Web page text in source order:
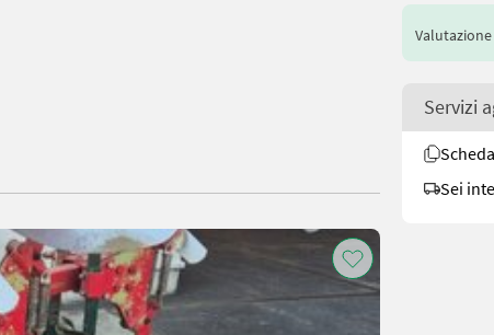
Servizi
Sei